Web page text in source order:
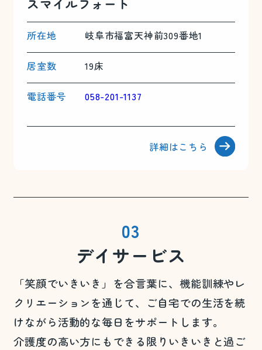
スマイルフォート
所在地 岐阜市福富天神前309番地1
居室数 19床
電話番号 058-201-1137
詳細はこちら
03
デイサービス
「笑顔でいきいき」を合言葉に、機能訓練やレ
クリエーションを通じて、ご自宅での生活を続
けながら活動的な毎日をサポートします。
介護度の高い方にもできる限りいきいきと過ご